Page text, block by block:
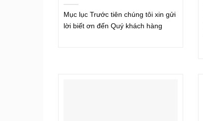
Mục lục Trước tiên chúng tôi xin gửi
lời biết ơn đến Quý khách hàng